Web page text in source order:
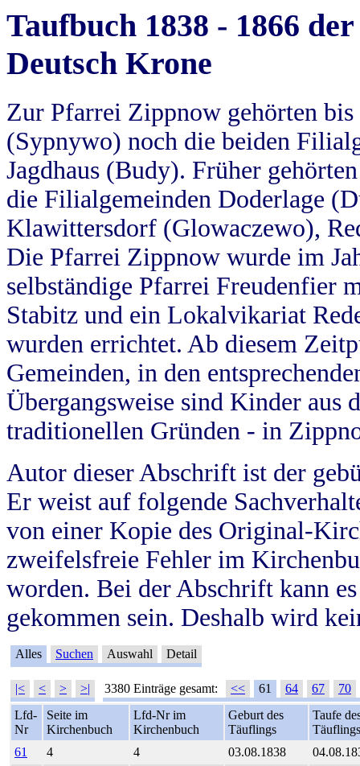
Taufbuch 1838 - 1866
Deutsch Krone
Zur Pfarrei Zippnow gehörten
(Sypnywo) noch die beiden
Jagdhaus (Budy). Früher
die Filialgemeinden Doderlage
Klawittersdorf (Glowaczewo),
Die Pfarrei Zippnow wurde im
selbständige Pfarrei Freudenfier
Stabitz und ein Lokalvikariat
wurden errichtet. Ab diesem
Gemeinden, in den
Übergangsweise sind Kinder aus
traditionellen Gründen - in
Autor dieser Abschrift ist der
Er weist auf folgende
von einer Kopie des Original-
zweifelsfreie Fehler im
worden. Bei der Abschrift kann
gekommen sein. Deshalb wird
Alles Suchen Auswahl Detail
|< < > >| 3380 Einträge gesamt: << 61 64 67
70
Lfd-
Nr
Seite im
Kirchenbuch
Lfd-Nr im
Kirchenbuch
Geburt des
Täuflings
Taufe
Täuflings
61
4 4 03.08.1838